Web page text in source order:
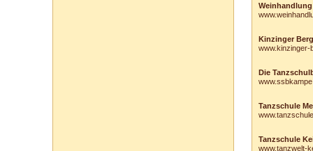
Kinzinger
www.kinzinger-
Die
Tanzschule
Tanzschule
www.tanzwelt-